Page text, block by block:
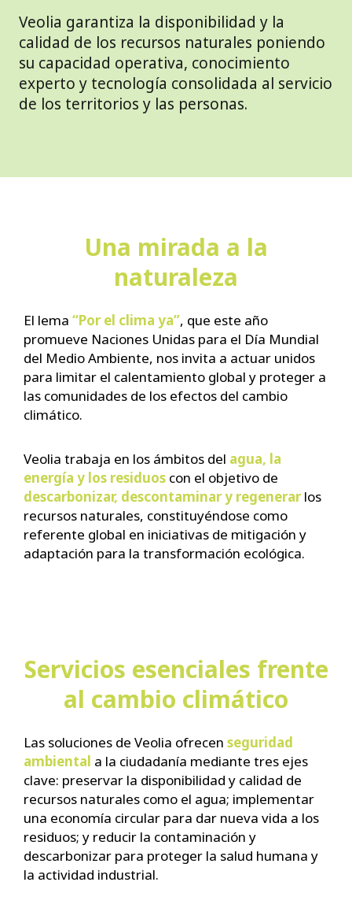
Veolia garantiza la disponibilidad y la
calidad de los recursos naturales poniendo
su capacidad operativa, conocimiento
experto y tecnología consolidada al servicio
de los territorios y las personas.
Una mirada a la
naturaleza
El lema “Por el clima ya”, que este año
promueve Naciones Unidas para el Día Mundial
del Medio Ambiente, nos invita a actuar unidos
para limitar el calentamiento global y proteger a
las comunidades de los efectos del cambio
climático.
Veolia trabaja en los ámbitos del agua, la
energía y los residuos con el objetivo de
descarbonizar, descontaminar y regenerarlos
recursos naturales, constituyéndose como
referente global en iniciativas de mitigación y
adaptación para la transformación ecológica.
Servicios esenciales frente
al cambio climático
Las soluciones de Veolia ofrecen seguridad
ambiental a la ciudadanía mediante tres ejes
clave: preservar la disponibilidad y calidad de
recursos naturales como el agua; implementar
una economía circular para dar nueva vida a los
residuos; y reducir la contaminación y
descarbonizar para proteger la salud humana y
la actividad industrial.